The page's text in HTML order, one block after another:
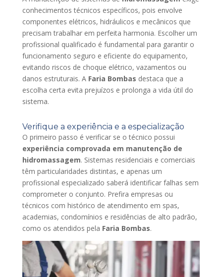
conhecimentos técnicos específicos, pois envolve
componentes elétricos, hidráulicos e mecânicos que
precisam trabalhar em perfeita harmonia. Escolher um
profissional qualificado é fundamental para garantir o
funcionamento seguro e eficiente do equipamento,
evitando riscos de choque elétrico, vazamentos ou
danos estruturais. A Faria Bombas destaca que a
escolha certa evita prejuízos e prolonga a vida útil do
sistema.
Verifique a experiência e a especialização
O primeiro passo é verificar se o técnico possui
experiência comprovada em manutenção de
hidromassagem. Sistemas residenciais e comerciais
têm particularidades distintas, e apenas um
profissional especializado saberá identificar falhas sem
comprometer o conjunto. Prefira empresas ou
técnicos com histórico de atendimento em spas,
academias, condomínios e residências de alto padrão,
como os atendidos pela Faria Bombas.